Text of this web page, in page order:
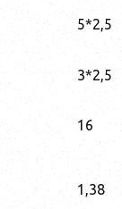
5*2,5
3*2,5
16
1,38